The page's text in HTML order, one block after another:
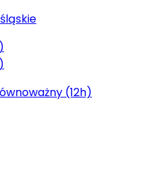
(12h)